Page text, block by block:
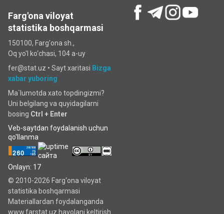
Farg'ona viloyat
statistika boshqarmasi
150100, Farg'ona sh.,
Oq yo'l ko‘chаsi, 104 a-uy
fer@stat.uz • Sayt xaritasi Bizga
xabar yuboring
Ma`lumotda xato topdingizmi?
Uni belgilang va quyidagilarni
bosing Ctrl + Enter
Veb-saytdan foydalanish uchun
qo'llanma
Onlayn: 17
© 2010-2026 Farg‘ona viloyat
statistika boshqarmasi
Materiallardan foydalanganda
www.farstat.uz havolani keltirish